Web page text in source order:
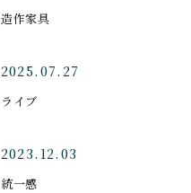
造作家具
2025.07.27
ライブ
2023.12.03
統一感